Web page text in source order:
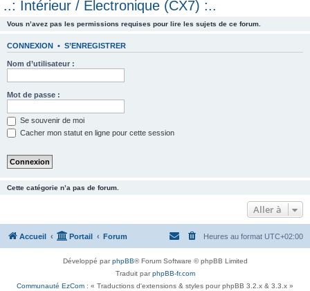
e
..: Intérieur / Electronique (CX7) :..
Vous n’avez pas les permissions requises pour lire les sujets de ce forum.
CONNEXION • S’ENREGISTRER
Nom d’utilisateur :
Mot de passe :
Se souvenir de moi
Cacher mon statut en ligne pour cette session
Cette catégorie n’a pas de forum.
Aller à
Accueil Portail Forum Heures au format UTC+02:00
Développé parphpBB® Forum Software © phpBB Limited
Traduit parphpBB-fr.com
Communauté EzCom : « Traductions d'extensions & styles pour phpBB 3.2.x & 3.3.x »